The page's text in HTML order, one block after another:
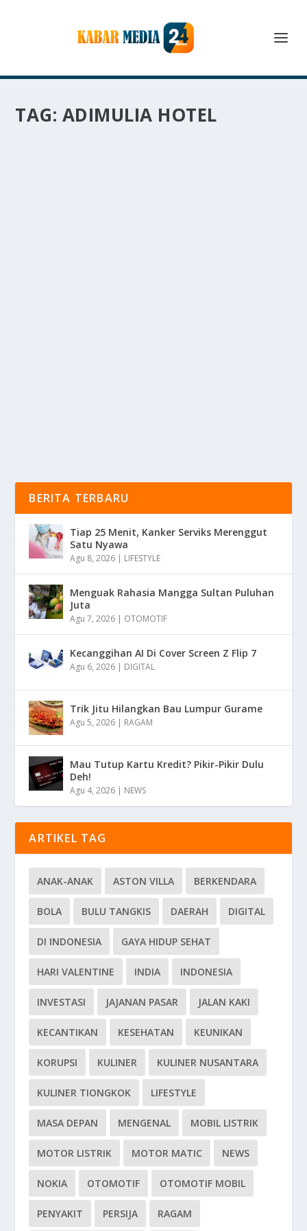
TAG: ADIMULIA HOTEL
BERITA TERBARU
Tiap 25 Menit, Kanker Serviks Merenggut
Satu Nyawa
Agu 8, 2026 | LIFESTYLE
Menguak Rahasia Mangga Sultan Puluhan
Juta
Agu 7, 2026 | OTOMOTIF
Kecanggihan AI Di Cover Screen Z Flip 7
Agu 6, 2026 | DIGITAL
Trik Jitu Hilangkan Bau Lumpur Gurame
Agu 5, 2026 | RAGAM
Mau Tutup Kartu Kredit? Pikir-Pikir Dulu
Deh!
Agu 4, 2026 | NEWS
ARTIKEL TAG
ANAK-ANAK ASTON VILLA BERKENDARA
BOLA BULU TANGKIS DAERAH DIGITAL
DI INDONESIA GAYA HIDUP SEHAT
HARI VALENTINE INDIA INDONESIA
INVESTASI JAJANAN PASAR JALAN KAKI
KECANTIKAN KESEHATAN KEUNIKAN
KORUPSI KULINER KULINER NUSANTARA
KULINER TIONGKOK LIFESTYLE
MASA DEPAN MENGENAL MOBIL LISTRIK
MOTOR LISTRIK MOTOR MATIC NEWS
NOKIA OTOMOTIF OTOMOTIF MOBIL
PENYAKIT PERSIJA RAGAM